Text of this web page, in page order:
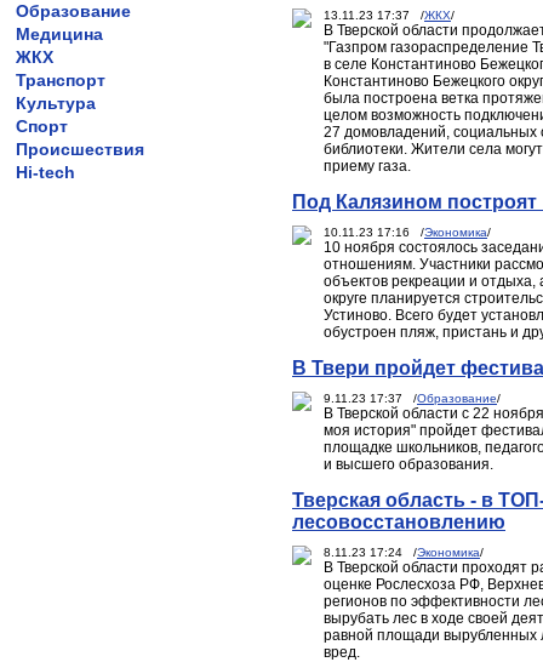
Образование
Медицина
ЖКХ
Транспорт
Культура
Спорт
Происшествия
Hi-tech
13.11.23 17:37 /ЖКХ/
В Тверской области
"Газпром газораспределение
в селе Константиново
Константиново Бежецкого
была построена ветка
целом возможность
27 домовладений, социальных
библиотеки. Жители села
приему газа.
Под Калязином
10.11.23 17:16 /Экономика/
10 ноября состоялось
отношениям. Участники
объектов рекреации и отдыха,
округе планируется
Устиново. Всего будет
обустроен пляж, пристань и
В Твери пройдет
9.11.23 17:37 /Образование/
В Тверской области с 22
моя история" пройдет
площадке школьников,
и высшего образования.
Тверская область - в
лесовосстановлению
8.11.23 17:24 /Экономика/
В Тверской области проходят
оценке Рослесхоза РФ,
регионов по эффективности
вырубать лес в ходе своей
равной площади вырубленных
вред.